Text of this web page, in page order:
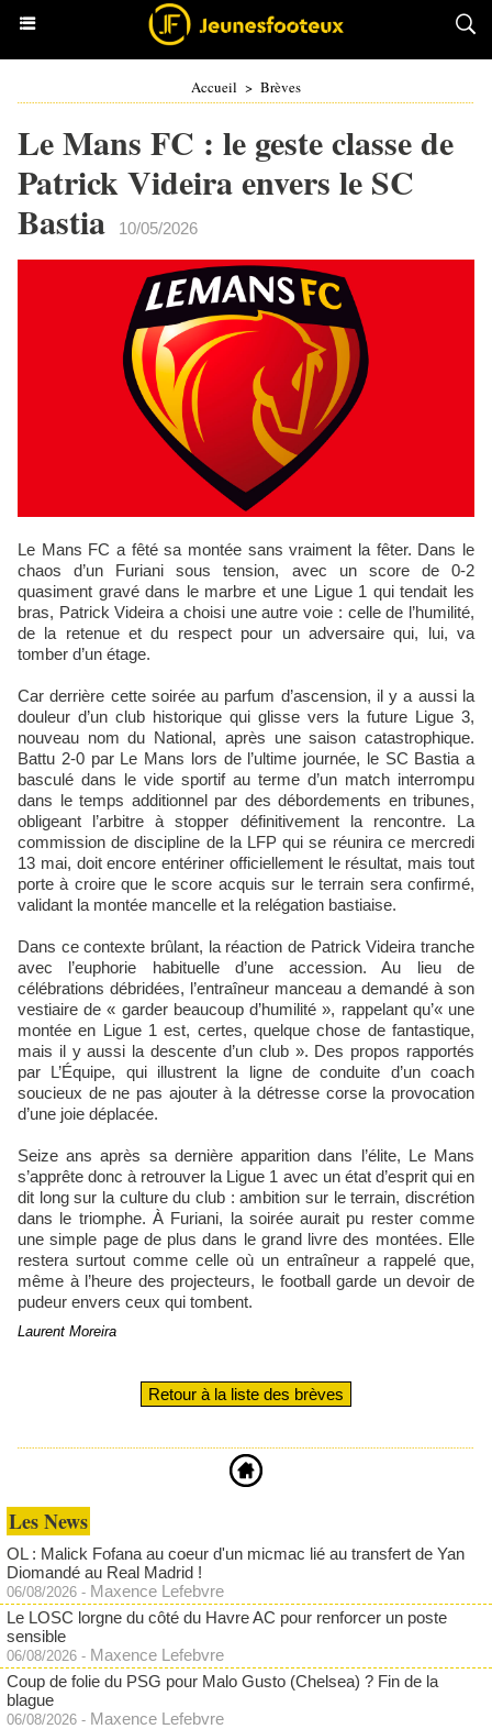
Accueil > Brèves
Le Mans FC : le geste classe de
Patrick Videira envers le SC
Bastia
10/05/2026
Le Mans FC a fêté sa montée sans vraiment la fêter. Dans le
chaos d’un Furiani sous tension, avec un score de 0-2
quasiment gravé dans le marbre et une Ligue 1 qui tendait les
bras, Patrick Videira a choisi une autre voie : celle de l’humilité,
de la retenue et du respect pour un adversaire qui, lui, va
tomber d’un étage.
Car derrière cette soirée au parfum d’ascension, il y a aussi la
douleur d’un club historique qui glisse vers la future Ligue 3,
nouveau nom du National, après une saison catastrophique.
Battu 2-0 par Le Mans lors de l’ultime journée, le SC Bastia a
basculé dans le vide sportif au terme d’un match interrompu
dans le temps additionnel par des débordements en tribunes,
obligeant l’arbitre à stopper définitivement la rencontre. La
commission de discipline de la LFP qui se réunira ce mercredi
13 mai, doit encore entériner officiellement le résultat, mais tout
porte à croire que le score acquis sur le terrain sera confirmé,
validant la montée mancelle et la relégation bastiaise.
Dans ce contexte brûlant, la réaction de Patrick Videira tranche
avec l’euphorie habituelle d’une accession. Au lieu de
célébrations débridées, l’entraîneur manceau a demandé à son
vestiaire de « garder beaucoup d’humilité », rappelant qu’« une
montée en Ligue 1 est, certes, quelque chose de fantastique,
mais il y aussi la descente d’un club ». Des propos rapportés
par L’Équipe, qui illustrent la ligne de conduite d’un coach
soucieux de ne pas ajouter à la détresse corse la provocation
d’une joie déplacée.
Seize ans après sa dernière apparition dans l’élite, Le Mans
s’apprête donc à retrouver la Ligue 1 avec un état d’esprit qui en
dit long sur la culture du club : ambition sur le terrain, discrétion
dans le triomphe. À Furiani, la soirée aurait pu rester comme
une simple page de plus dans le grand livre des montées. Elle
restera surtout comme celle où un entraîneur a rappelé que,
même à l’heure des projecteurs, le football garde un devoir de
pudeur envers ceux qui tombent.
Laurent Moreira
Retour à la liste des brèves
Les News
OL : Malick Fofana au coeur d'un micmac lié au transfert de Yan
Diomandé au Real Madrid !
06/08/2026 - Maxence Lefebvre
Le LOSC lorgne du côté du Havre AC pour renforcer un poste
sensible
06/08/2026 - Maxence Lefebvre
Coup de folie du PSG pour Malo Gusto (Chelsea) ? Fin de la
blague
06/08/2026 - Maxence Lefebvre